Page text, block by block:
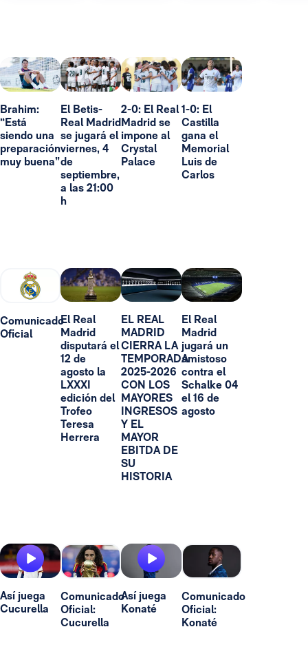
Brahim:
“Está
siendo una
preparación
muy buena”
El Betis-
Real Madrid
se jugará el
viernes, 4
de
septiembre,
a las 21:00
h
2-0: El Real
Madrid se
impone al
Crystal
Palace
1-0: El
Castilla
gana el
Memorial
Luis de
Carlos
Comunicado
Oficial
El Real
Madrid
disputará el
12 de
agosto la
LXXXI
edición del
Trofeo
Teresa
Herrera
EL REAL
MADRID
CIERRA LA
TEMPORADA
2025-2026
CON LOS
MAYORES
INGRESOS
Y EL
MAYOR
EBITDA DE
SU
HISTORIA
El Real
Madrid
jugará un
amistoso
contra el
Schalke 04
el 16 de
agosto
Así juega
Cucurella
Comunicado
Oficial:
Cucurella
Así juega
Konaté
Comunicado
Oficial:
Konaté